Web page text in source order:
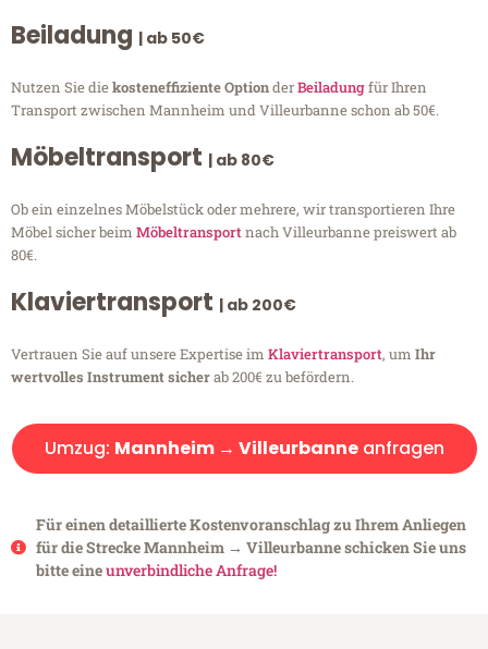
Beiladung | ab 50€
Nutzen Sie diekosteneffiziente OptionderBeiladungfür Ihren
Transport zwischen Mannheim und Villeurbanne schon ab 50€.
Möbeltransport | ab 80€
Ob ein einzelnes Möbelstück oder mehrere, wir transportieren Ihre
Möbel sicher beim Möbeltransportnach Villeurbanne preiswert ab
80€.
Klaviertransport | ab 200€
Vertrauen Sie auf unsere Expertise im Klaviertransport, um Ihr
wertvolles Instrument sicherab 200€ zu befördern.
Umzug: Mannheim → Villeurbanneanfragen
Für einen detaillierte Kostenvoranschlag zu Ihrem Anliegen
für die Strecke Mannheim → Villeurbanne schicken Sie uns
bitte eineunverbindliche Anfrage!